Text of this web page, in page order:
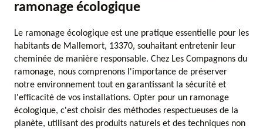
ramonage écologique
Le ramonage écologique est une pratique essentielle pour les
habitants de Mallemort, 13370, souhaitant entretenir leur
cheminée de manière responsable. Chez Les Compagnons du
ramonage, nous comprenons l'importance de préserver
notre environnement tout en garantissant la sécurité et
l'efficacité de vos installations. Opter pour un ramonage
écologique, c'est choisir des méthodes respectueuses de la
planète, utilisant des produits naturels et des techniques non